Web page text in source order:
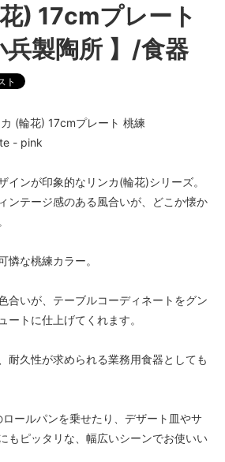
) 17cmプレート
兵製陶所 】/食器
(輪花) 17cmプレート 桃練
- pink
インが印象的なリンカ(輪花)シリーズ。
ンテージ感のある風合いが、どこか懐か
憐な桃練カラー。
合いが、テーブルコーディネートをグン
ートに仕上げてくれます。
耐久性が求められる業務用食器としても
ールパンを乗せたり、デザート皿やサ
もピッタリな、幅広いシーンでお使いい